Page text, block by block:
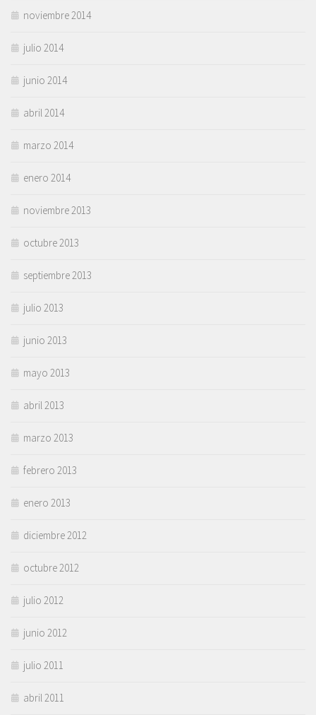
noviembre 2014
julio 2014
junio 2014
abril 2014
marzo 2014
enero 2014
noviembre 2013
octubre 2013
septiembre 2013
julio 2013
junio 2013
mayo 2013
abril 2013
marzo 2013
febrero 2013
enero 2013
diciembre 2012
octubre 2012
julio 2012
junio 2012
julio 2011
abril 2011